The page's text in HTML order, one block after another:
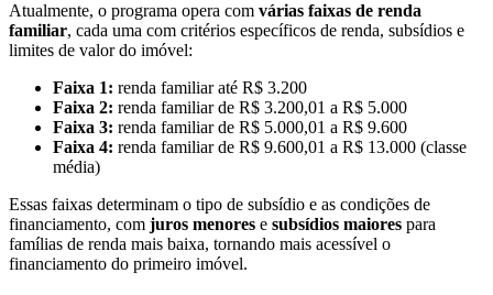
Atualmente, o programa opera com várias faixas de renda
familiar, cada uma com critérios específicos de renda, subsídios e
limites de valor do imóvel:
Faixa 1: renda familiar até R$ 3.200
Faixa 2: renda familiar de R$ 3.200,01 a R$ 5.000
Faixa 3: renda familiar de R$ 5.000,01 a R$ 9.600
Faixa 4: renda familiar de R$ 9.600,01 a R$ 13.000 (classe
média)
Essas faixas determinam o tipo de subsídio e as condições de
financiamento, com juros menores e subsídios maiores para
famílias de renda mais baixa, tornando mais acessível o
financiamento do primeiro imóvel.